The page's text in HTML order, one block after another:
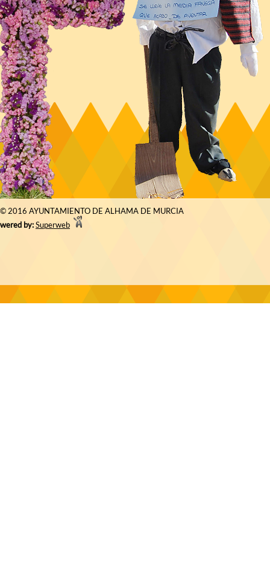
© 2016 AYUNTAMIENTO DE ALHAMA DE MURCIA
by:Superweb